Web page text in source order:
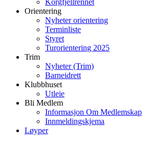
Korgfjellrennet
Orientering
Nyheter orientering
Terminliste
Styret
Turorientering 2025
Trim
Nyheter (Trim)
Barneidrett
Klubbhuset
Utleie
Bli Medlem
Informasjon Om Medlemskap
Innmeldingskjema
Løyper